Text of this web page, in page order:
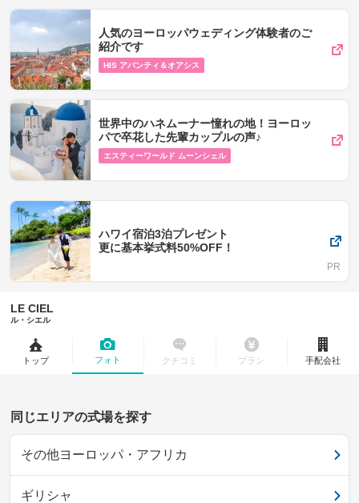
人気のヨーロッパウェディング体験者のご
紹介です
HIS アバンティ＆オアシス
世界中のハネムーナー憧れの地！ヨーロッ
パで卒花した先輩カップルの声♪
エスティーワールド ムーンシェル
ハワイ宿泊3泊プレゼント
更に基本挙式料50%OFF！
LE CIEL
ル・シエル
トップ フォト クチコミ プラン 手配会社
同じエリアの式場を探す
その他ヨーロッパ・アフリカ
ギリシャ